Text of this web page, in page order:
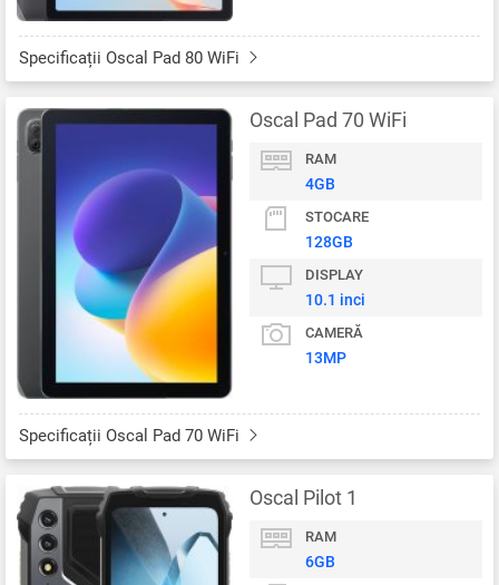
Specificații Oscal Pad 80 WiFi
Oscal Pad 70 WiFi
RAM
4GB
STOCARE
128GB
DISPLAY
10.1 inci
CAMERĂ
13MP
Specificații Oscal Pad 70 WiFi
Oscal Pilot 1
RAM
6GB